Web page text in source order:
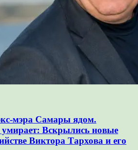
мэра Самары ядом.
Вскрылись новые
Виктора Тархова и его